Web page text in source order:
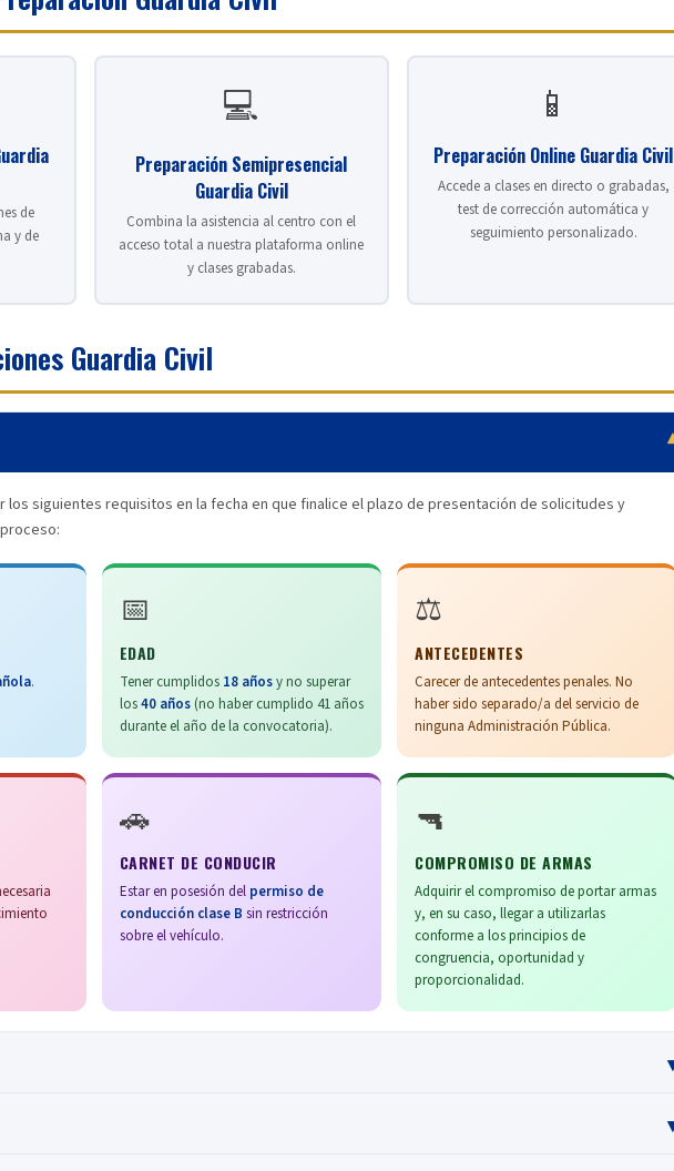
de
y de
💻
Preparación Semipresencial
Guardia Civil
Combina la asistencia al centro con el
acceso total a nuestra plataforma online
y clases grabadas.
📱
Preparación Online Guardia Civil
Accede a clases en directo o grabadas,
test de corrección automática y
seguimiento personalizado.
Guardia Civil
los siguientes requisitos en la fecha en que finalice el plazo de presentación de solicitudes y
.
📅
EDAD
Tener cumplidos 18 añosy no superar
los40 años(no haber cumplido 41 años
durante el año de la convocatoria).
⚖️
ANTECEDENTES
Carecer de antecedentes penales. No
haber sido separado/a del servicio de
ninguna Administración Pública.
🚗
CARNET DE CONDUCIR
Estar en posesión del permiso de
conducción clase B sin restricción
sobre el vehículo.
🔫
COMPROMISO DE ARMAS
Adquirir el compromiso de portar armas
y, en su caso, llegar a utilizarlas
conforme a los principios de
congruencia, oportunidad y
proporcionalidad.